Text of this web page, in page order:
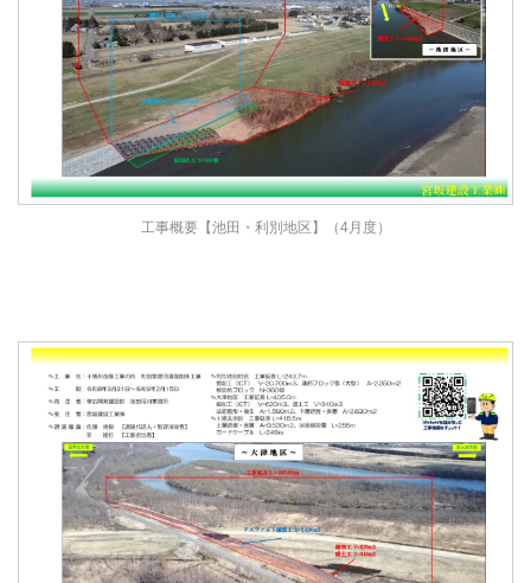
工事概要【池田・利別地区】（4月度）